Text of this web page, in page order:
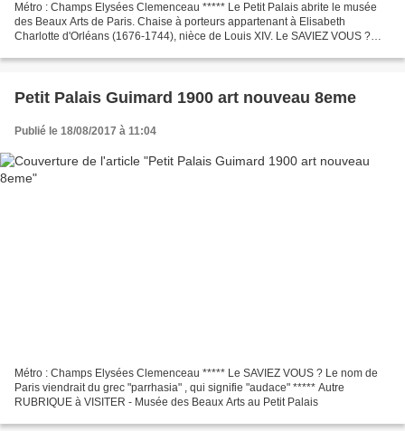
Métro : Champs Elysées Clemenceau ***** Le Petit Palais abrite le musée
des Beaux Arts de Paris. Chaise à porteurs appartenant à Elisabeth
Charlotte d'Orléans (1676-1744), nièce de Louis XIV. Le SAVIEZ VOUS ?
Petit Palais Guimard 1900 art nouveau 8eme
Publié le 18/08/2017 à 11:04
Métro : Champs Elysées Clemenceau ***** Le SAVIEZ VOUS ? Le nom de
Paris viendrait du grec "parrhasia" , qui signifie "audace" ***** Autre
RUBRIQUE à VISITER - Musée des Beaux Arts au Petit Palais